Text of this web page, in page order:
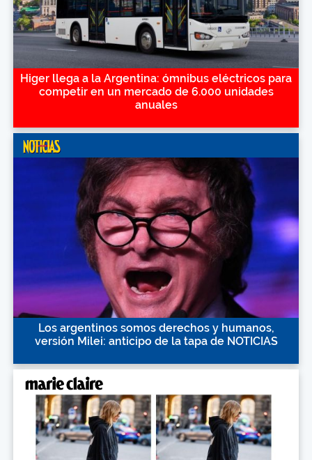
Higer llega a la Argentina: ómnibus eléctricos para
competir en un mercado de 6.000 unidades
anuales
Los argentinos somos derechos y humanos,
versión Milei: anticipo de la tapa de NOTICIAS